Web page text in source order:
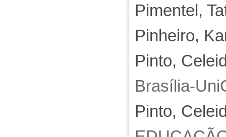
Pimentel,
Pinheiro,
Pinto,
Brasília-
Pinto,